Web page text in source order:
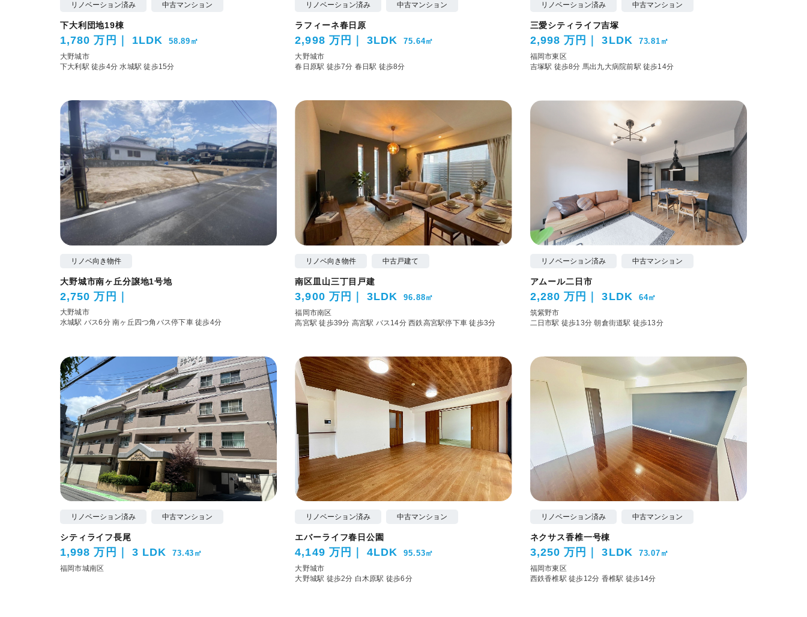
リノベーション済み 中古マンション
下大利団地19棟
1,780 万円 1LDK 58.89㎡
大野城市
下大利駅 徒歩4分水城駅 徒歩15分
リノベーション済み 中古マンション
ラフィーネ春日原
2,998 万円 3LDK 75.64㎡
大野城市
春日原駅 徒歩7分 春日駅 徒歩8分
リノベーション済み 中古マンション
三愛シティライフ吉塚
2,998 万円 3LDK 73.81㎡
福岡市東区
吉塚駅 徒歩8分 馬出九大病院前駅 徒歩14分
リノベ向き物件
大野城市南ヶ丘分譲地1号地
2,750 万円
大野城市
水城駅 バス6分 南ヶ丘四つ角バス停下車 徒歩4分
リノベ向き物件 中古戸建て
南区皿山三丁目戸建
3,900 万円 3LDK 96.88㎡
福岡市南区
高宮駅 徒歩39分 高宮駅 バス14分 西鉄高宮駅停下車 徒歩3分
リノベーション済み 中古マンション
アムール二日市
2,280 万円 3LDK 64㎡
筑紫野市
二日市駅 徒歩13分朝倉街道駅 徒歩13分
リノベーション済み 中古マンション
シティライフ長尾
1,998 万円 3 LDK 73.43㎡
福岡市城南区
リノベーション済み 中古マンション
エバーライフ春日公園
4,149 万円 4LDK 95.53㎡
大野城市
大野城駅 徒歩2分 白木原駅 徒歩6分
リノベーション済み 中古マンション
ネクサス香椎一号棟
3,250 万円 3LDK 73.07㎡
福岡市東区
西鉄香椎駅 徒歩12分 香椎駅 徒歩14分